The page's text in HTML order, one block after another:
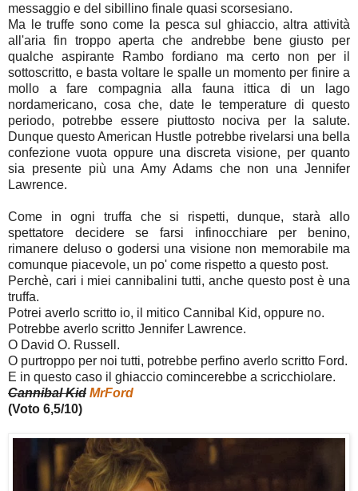
messaggio e del sibillino finale quasi scorsesiano.
Ma le truffe sono come la pesca sul ghiaccio, altra attività
all'aria fin troppo aperta che andrebbe bene giusto per
qualche aspirante Rambo fordiano ma certo non per il
sottoscritto, e basta voltare le spalle un momento per finire a
mollo a fare compagnia alla fauna ittica di un lago
nordamericano, cosa che, date le temperature di questo
periodo, potrebbe essere piuttosto nociva per la salute.
Dunque questo American Hustle potrebbe rivelarsi una bella
confezione vuota oppure una discreta visione, per quanto
sia presente più una Amy Adams che non una Jennifer
Lawrence.
Come in ogni truffa che si rispetti, dunque, starà allo
spettatore decidere se farsi infinocchiare per benino,
rimanere deluso o godersi una visione non memorabile ma
comunque piacevole, un po' come rispetto a questo post.
Perchè, cari i miei cannibalini tutti, anche questo post è una
truffa.
Potrei averlo scritto io, il mitico Cannibal Kid, oppure no.
Potrebbe averlo scritto Jennifer Lawrence.
O David O. Russell.
O purtroppo per noi tutti, potrebbe perfino averlo scritto Ford.
E in questo caso il ghiaccio comincerebbe a scricchiolare.
Cannibal Kid MrFord
(Voto 6,5/10)